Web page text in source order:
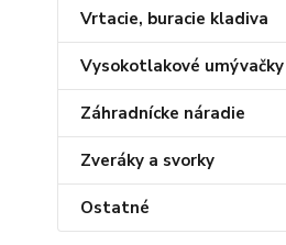
Vrtacie, buracie kladiva
Vysokotlakové umývačky
Záhradnícke náradie
Zveráky a svorky
Ostatné